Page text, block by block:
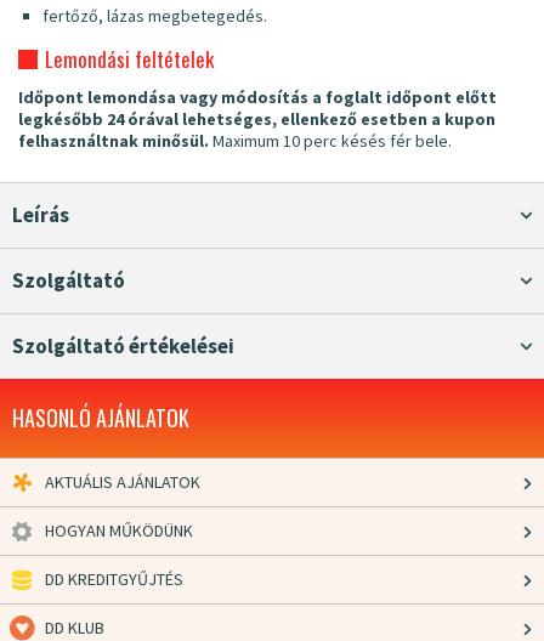
fertőző, lázas megbetegedés.
Lemondási feltételek
Időpont lemondása vagy módosítás a foglalt időpont előtt
legkésőbb 24 órával lehetséges, ellenkező esetben a kupon
felhasználtnak minősül. Maximum 10 perc késés fér bele.
Leírás
Szolgáltató
Szolgáltató értékelései
HASONLÓ AJÁNLATOK
AKTUÁLIS AJÁNLATOK
HOGYAN MŰKÖDÜNK
DD KREDITGYŰJTÉS
DD KLUB